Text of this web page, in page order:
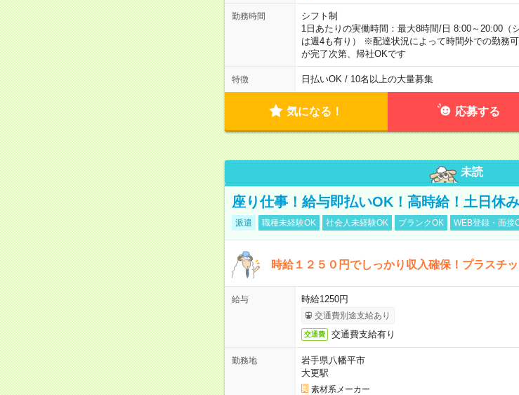
勤務時間
シフト制
1日あたりの実働時間：最大8時間/日 8:00～20:00
は週4も有り） ※配達状況によって時間外での勤務
が完了次第、帰社OKです
特徴 日払いOK / 10名以上の大量募集
気になる！ 応募する
未読
座り仕事！給与即払いOK！高時給！土日休
派遣 職種未経験OK 社会人未経験OK ブランクOK WEB登録・面接
時給１２５０円でしっかり収入確保！プラスチ
給与 時給1250円
交通費別途支給あり
交通費 交通費支給有り
勤務地
岩手県八幡平市
大更駅
素材系メーカー